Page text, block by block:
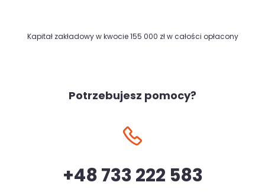
Kapitał zakładowy w kwocie 155 000 zł w całości opłacony
Potrzebujesz pomocy?
+48 733 222 583